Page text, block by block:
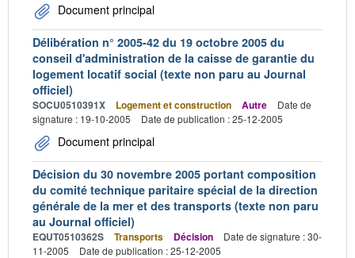
Document principal
Délibération n° 2005-42 du 19 octobre 2005 du
conseil d'administration de la caisse de garantie du
logement locatif social (texte non paru au Journal
officiel)
SOCU0510391X Logement et construction Autre
Date de
signature : 19-10-2005
Date de publication : 25-12-2005
Document principal
Décision du 30 novembre 2005 portant composition
du comité technique paritaire spécial de la direction
générale de la mer et des transports (texte non paru
au Journal officiel)
EQUT0510362S Transports Décision
Date de signature : 30-
11-2005
Date de publication : 25-12-2005